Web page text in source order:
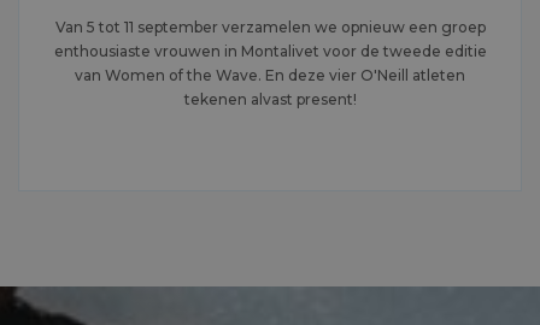
Van 5 tot 11 september verzamelen we opnieuw een groep
enthousiaste vrouwen in Montalivet voor de tweede editie
van Women of the Wave. En deze vier O'Neill atleten
tekenen alvast present!